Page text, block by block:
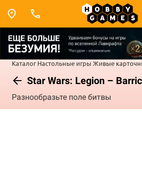
Каталог Настольные игры Живые
Star Wars: Legion –
Разнообразьте поле битвы